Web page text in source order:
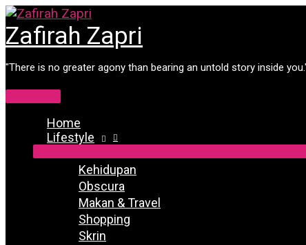
Skip
to
content
Zafirah Zapri
"There is no greater agony than bearing an untold story inside
Main
MenuHome
Lifestyle
Kehidupan
Obscura
Makan & Travel
Shopping
Skrin